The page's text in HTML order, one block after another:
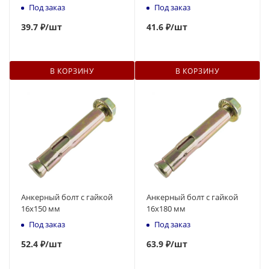
Под заказ
39.7 ₽/шт
В КОРЗИНУ
Под заказ
41.6 ₽/шт
В КОРЗИНУ
Анкерный болт с гайкой
16x150 мм
Под заказ
52.4 ₽/шт
Анкерный болт с гайкой
16x180 мм
Под заказ
63.9 ₽/шт